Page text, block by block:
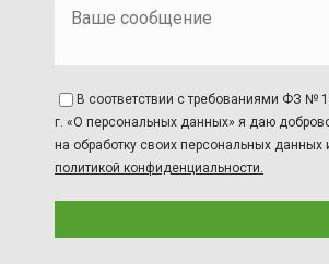
В соответствии с требованиями ФЗ №
г. «О персональных данных» я даю
на обработку своих персональных данных
политикой конфиденциальности.